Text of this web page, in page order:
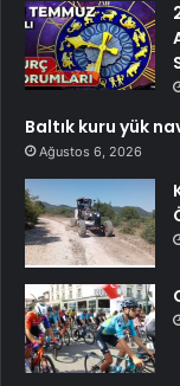
Baltık kuru yük
Ağustos 6, 2026